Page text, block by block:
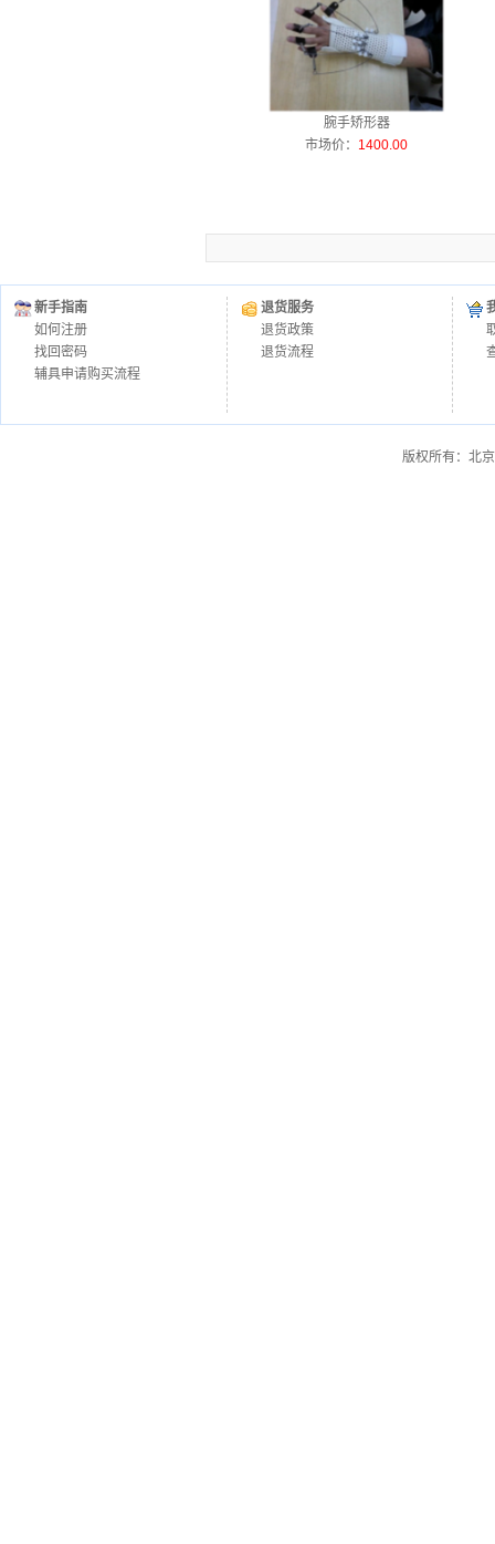
腕手矫形器
市场价： 1400.00
新手指南
如何注册
找回密码
辅具申请购买流程
退货服务
退货政策
退货流程
版权所有：北